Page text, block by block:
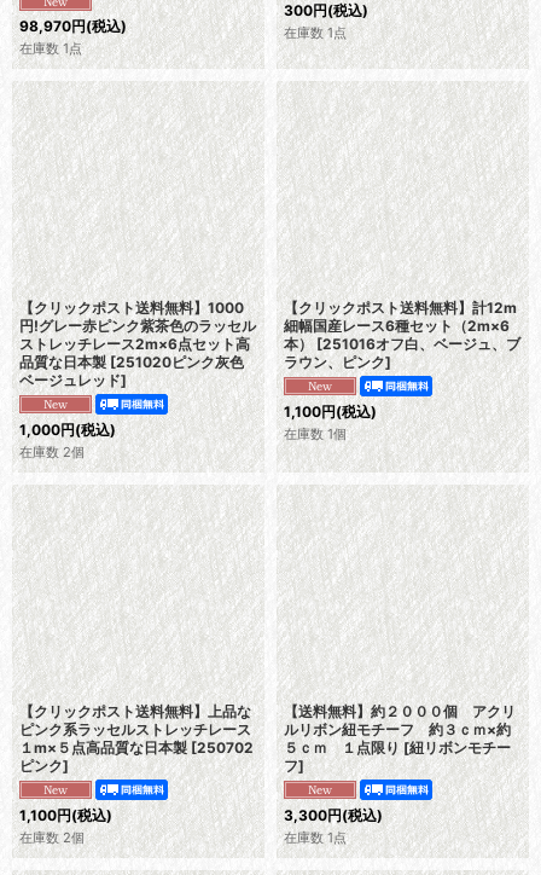
98,970円(税込)
在庫数 1点
300円(税込)
在庫数 1点
【クリックポスト送料無料】1000
円!グレー赤ピンク紫茶色のラッセル
ストレッチレース2m×6点セット高
品質な日本製 [251020ピンク灰色
ベージュレッド]
1,000円(税込)
在庫数 2個
【クリックポスト送料無料】計12m
細幅国産レース6種セット（2m×6
本） [251016オフ白、ベージュ、ブ
ラウン、ピンク]
1,100円(税込)
在庫数 1個
【クリックポスト送料無料】上品な
ピンク系ラッセルストレッチレース
１m×５点高品質な日本製 [250702
ピンク]
1,100円(税込)
在庫数 2個
【送料無料】約２０００個 アクリ
ルリボン紐モチーフ 約３ｃｍ×約
５ｃｍ １点限り [紐リボンモチー
フ]
3,300円(税込)
在庫数 1点